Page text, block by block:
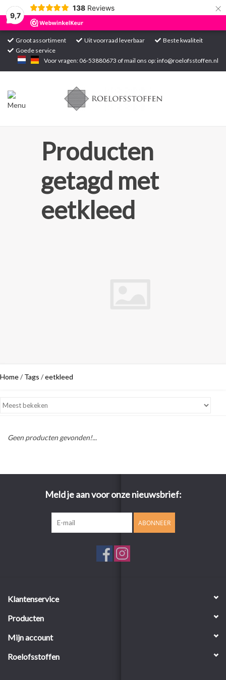
9,7
138 Reviews ×
Groot assortiment Uit voorraad leverbaar
Beste kwaliteit
Goede service
Voor vragen: 06-53880673 of mail ons op:info@roelofsstoffen.nl
Home
Producten
getagd met
eetkleed
Home/ Tags /eetkleed
Geen producten gevonden!...
Meld je aan voor onze nieuwsbrief:
ABONNEER
Klantenservice
Producten
Mijn account
Roelofsstoffen